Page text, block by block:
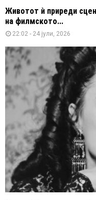
Животот ѝ приреди
на филмското...
22:02 - 24 јули, 2026